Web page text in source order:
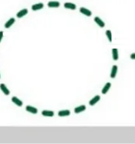
제품 세